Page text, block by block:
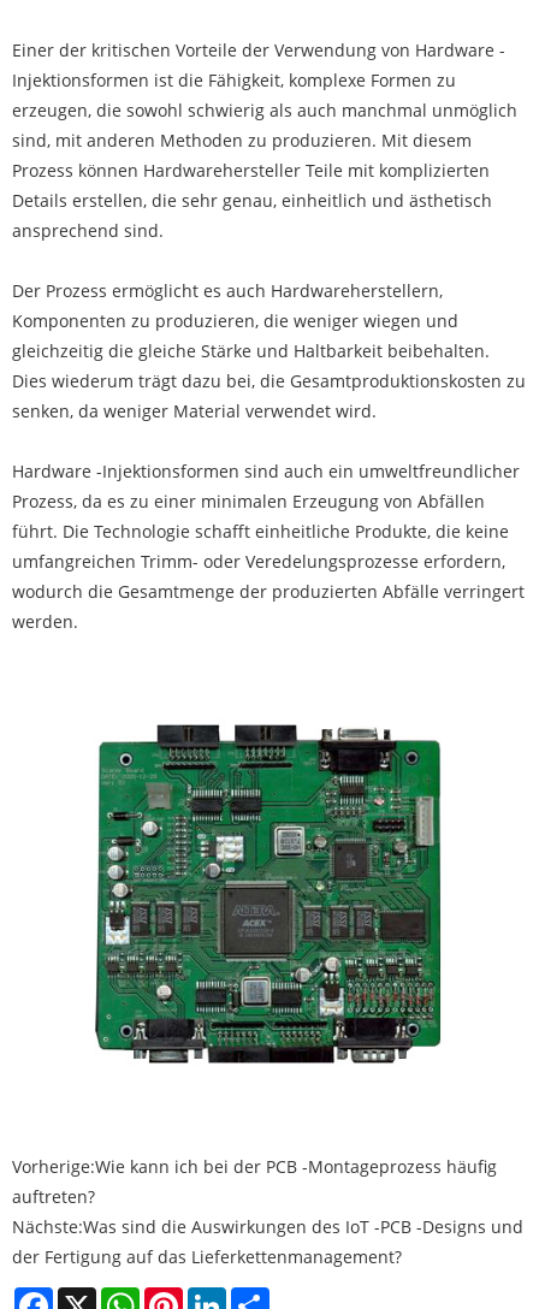
Einer der kritischen Vorteile der Verwendung von Hardware -
Injektionsformen ist die Fähigkeit, komplexe Formen zu
erzeugen, die sowohl schwierig als auch manchmal unmöglich
sind, mit anderen Methoden zu produzieren. Mit diesem
Prozess können Hardwarehersteller Teile mit komplizierten
Details erstellen, die sehr genau, einheitlich und ästhetisch
ansprechend sind.
Der Prozess ermöglicht es auch Hardwareherstellern,
Komponenten zu produzieren, die weniger wiegen und
gleichzeitig die gleiche Stärke und Haltbarkeit beibehalten.
Dies wiederum trägt dazu bei, die Gesamtproduktionskosten zu
senken, da weniger Material verwendet wird.
Hardware -Injektionsformen sind auch ein umweltfreundlicher
Prozess, da es zu einer minimalen Erzeugung von Abfällen
führt. Die Technologie schafft einheitliche Produkte, die keine
umfangreichen Trimm- oder Veredelungsprozesse erfordern,
wodurch die Gesamtmenge der produzierten Abfälle verringert
werden.
Vorherige:Wie kann ich bei der PCB -Montageprozess häufig
auftreten?
Nächste:Was sind die Auswirkungen des IoT -PCB -Designs und
der Fertigung auf das Lieferkettenmanagement?
Facebook
X WhatsAppPinterestLinkedIn